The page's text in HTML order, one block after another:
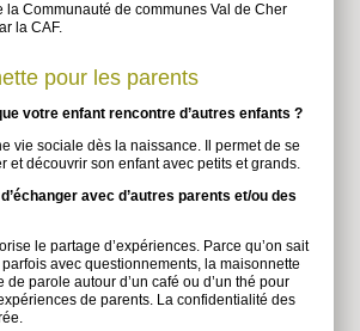
la Communauté de communes Val de Cher
la CAF.
pour les parents
votre enfant rencontre d’autres enfants ?
vie sociale dès la naissance. Il permet de se
et découvrir son enfant avec petits et grands.
avec d’autres parents et/ou des
le partage d’expériences. Parce qu’on sait
parfois avec questionnements, la maisonnette
de parole autour d’un café ou d’un thé pour
de parents. La confidentialité des